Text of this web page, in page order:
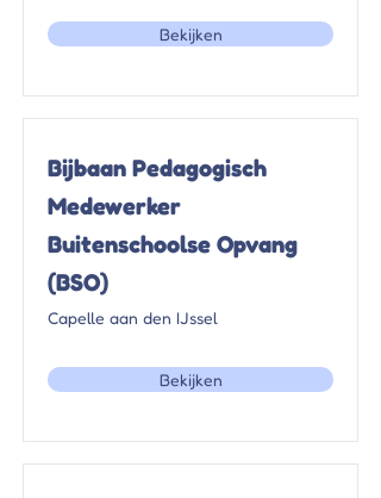
Bekijken
Bijbaan Pedagogisch
Medewerker
Buitenschoolse Opvang
(BSO)
Capelle aan den IJssel
Bekijken